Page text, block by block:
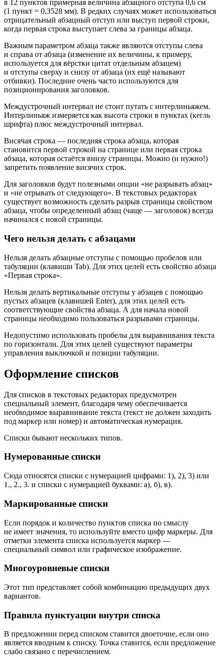
в 12 пунктов примерная величина абзацного отступа 0,6 см
(1 пункт = 0,3528 мм). В редких случаях может использоваться
отрицательный абзацный отступ или выступ первой строки,
когда первая строка выступает слева за границы абзаца.
Важным параметром абзаца также являются отступы слева
и справа от абзаца (изменение их величины, к примеру,
используется для вёрстки цитат отдельным абзацем)
и отступы сверху и снизу от абзаца (их ещё называют
отбивки). Последние очень часто используются для
позиционирования заголовков.
Междустрочный интервал не стоит путать с интерлиньяжем.
Интерлиньяж из­меряется как высота строки в пунктах (кегль
шрифта) плюс междустрочный интервал.
Висячая строка — последняя строка абзаца, которая
становится первой строкой на странице или первая строка
абзаца, которая остаётся внизу страницы. Можно (и нужно!)
запретить появление вися­чих строк.
Для заголовков будут полезными опции «не разрывать абзац»
и «не отрывать от сле­дующего». В текстовых редакторах
существует возможность сделать разрыв страницы свойством
абзаца, чтобы определенный абзац (чаще — заголовок) всегда
начинался с новой страницы.
Чего нельзя делать с абзацами
Нельзя делать абзацные отступы с помощью пробелов или
табуляции (клавиши Tab). Для этих целей есть свойство абзаца
«Первая строка».
Нельзя делать вертикальные отступы у абзацев с помощью
пустых абзацев (клавишей Enter), для этих целей есть
соответствующие свойства абзаца. А для начала новой
страницы необходимо пользоваться разрывами страницы.
Недопустимо использовать пробелы для выравнивания текста
по горизонта­ли. Для этих целей существуют параметры
управления выключкой и позиции табуляции.
Оформление списков
Для списков в текстовых редакторах предусмотрен
специальный элемент, благодаря чему обеспечивается
необходимое выравнивание текста (текст не должен заходить
под маркер или номер) и автоматическая нумерация.
Списки бывают нескольких типов.
Нумерованные списки
Сюда относятся списки с нумерацией цифрами: 1), 2), 3) или
1., 2., 3. и списки с нумерацией буквами: а), б), в).
Маркированные списки
Если порядок и количество пунктов списка по смыслу
не имеет значения, то используйте вместо цифр маркеры. Для
отметки элемента списка используется маркер —
специальный символ или графическое изображение.
Многоуровневые списки
Этот тип представляет собой комбинацию предыдущих двух
вариантов.
Правила пунктуации внутри списка
В предложении перед списком ставится двоеточие, если оно
является вводным к списку. Точка ставится, если предложение
слабо связано с перечислением.